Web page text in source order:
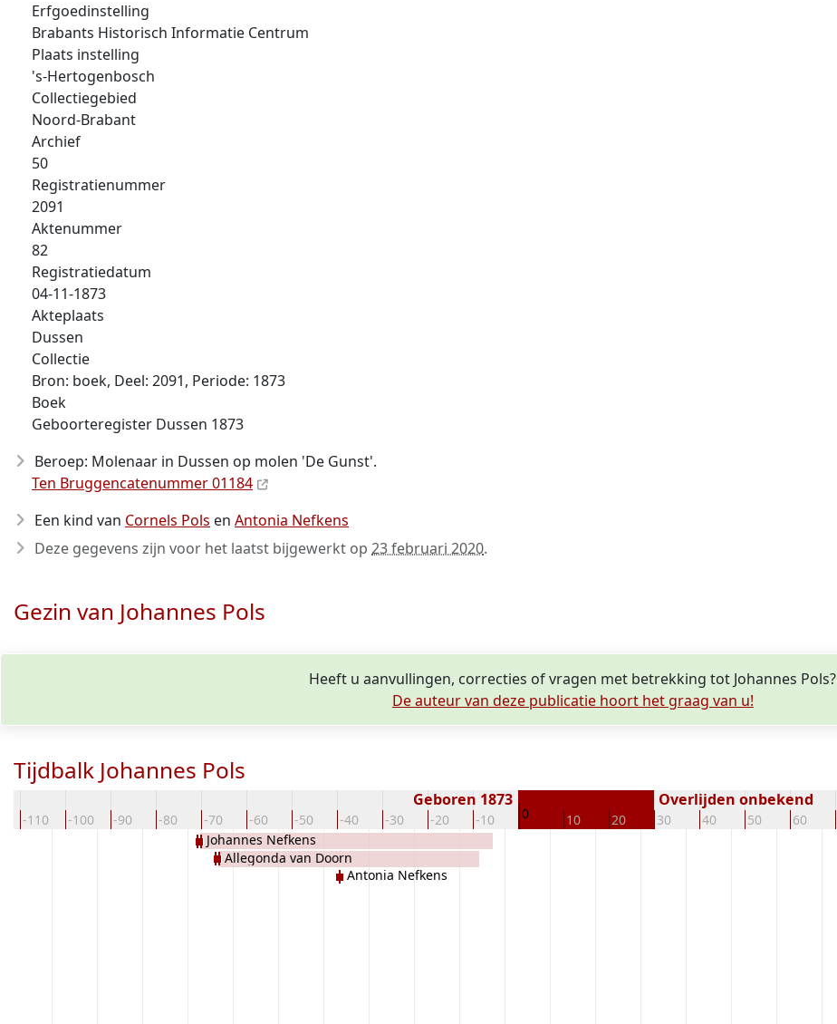
Erfgoedinstelling
Brabants Historisch Informatie Centrum
Plaats instelling
's-Hertogenbosch
Collectiegebied
Noord-Brabant
Archief
50
Registratienummer
2091
Aktenummer
82
Registratiedatum
04-11-1873
Akteplaats
Dussen
Collectie
Bron: boek, Deel: 2091, Periode: 1873
Boek
Geboorteregister Dussen 1873
Beroep: Molenaar in Dussen op molen 'De Gunst'.
Ten Bruggencatenummer 01184
Een kind van Cornels Pols en Antonia Nefkens
Deze gegevens zijn voor het laatst bijgewerkt op 23 februari 2020.
Gezin van Johannes Pols
Heeft u aanvullingen, correcties of vragen met betrekking tot Johannes Pols?
De auteur van deze publicatie hoort het graag van u!
Tijdbalk Johannes Pols
-110 -100 -90 -80 -70 -60 -50 -40 -30 -20 -10 0 10 20 30 40 50 60
Geboren 1873 Overlijden onbekend
Johannes Nefkens
Allegonda van Doorn
Antonia Nefkens